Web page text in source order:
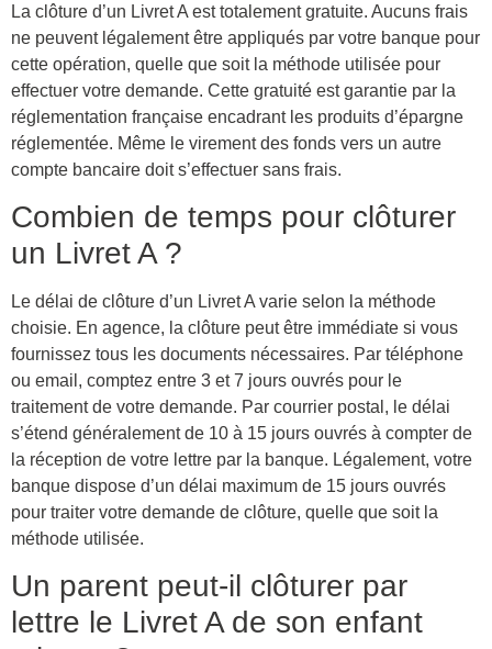
La clôture d’un Livret A est totalement gratuite. Aucuns frais
ne peuvent légalement être appliqués par votre banque pour
cette opération, quelle que soit la méthode utilisée pour
effectuer votre demande. Cette gratuité est garantie par la
réglementation française encadrant les produits d’épargne
réglementée. Même le virement des fonds vers un autre
compte bancaire doit s’effectuer sans frais.
Combien de temps pour clôturer
un Livret A ?
Le délai de clôture d’un Livret A varie selon la méthode
choisie. En agence, la clôture peut être immédiate si vous
fournissez tous les documents nécessaires. Par téléphone
ou email, comptez entre 3 et 7 jours ouvrés pour le
traitement de votre demande. Par courrier postal, le délai
s’étend généralement de 10 à 15 jours ouvrés à compter de
la réception de votre lettre par la banque. Légalement, votre
banque dispose d’un délai maximum de 15 jours ouvrés
pour traiter votre demande de clôture, quelle que soit la
méthode utilisée.
Un parent peut-il clôturer par
lettre le Livret A de son enfant